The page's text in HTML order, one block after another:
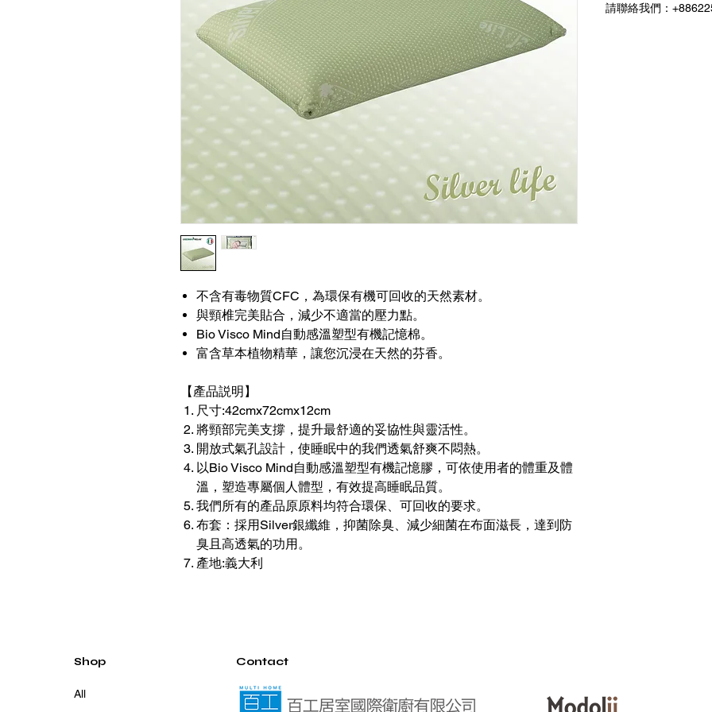
不含有毒物質CFC，為環保有機可回收的天然素材。
與頸椎完美貼合，減少不適當的壓力點。
Bio Visco Mind自動感溫塑型有機記憶棉。
富含草本植物精華，讓您沉浸在天然的芬香。
【產品説明】
尺寸:42cmx72cmx12cm
將頸部完美支撐，提升最舒適的妥協性與靈活性。
開放式氣孔設計，使睡眠中的我們透氣舒爽不悶熱。
以Bio Visco Mind自動感溫塑型有機記憶膠，可依使用者的體重及體
溫，塑造專屬個人體型，有效提高睡眠品質。
我們所有的產品原原料均符合環保、可回收的要求。
布套：採用Silver銀纖維，抑菌除臭、減少細菌在布面滋長，達到防
臭且高透氣的功用。
產地:義大利
請聯絡我們：
Shop
All
Contact